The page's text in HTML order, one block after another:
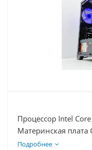
Процессор Intel
Материнская плата
Видеокарта GTX
Подробнее